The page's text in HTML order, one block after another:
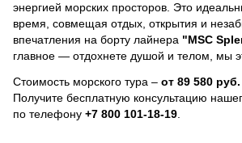
энергией морских просторов. Это
время, совмещая отдых, открытия и
впечатления на борту лайнера "MSC
главное — отдохнете душой и телом, мы
Стоимость морского тура – от 89 580 руб.
Получите бесплатную консультацию
по телефону +7 800 101-18-19